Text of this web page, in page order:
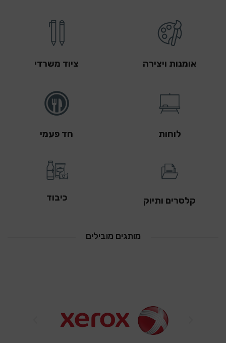
אומנות ויצירה ציוד משרדי
לוחות חד פעמי
קלסרים ותיוק כיבוד
מותגים מובילים